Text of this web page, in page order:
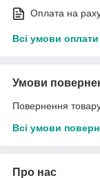
Оплата на
Всі умови оплати
Умови
Повернення
Всі умови
Про нас